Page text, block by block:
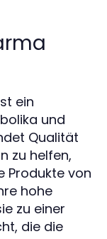
ein
und
Qualität
zu helfen,
Produkte von
hohe
zu einer
die die